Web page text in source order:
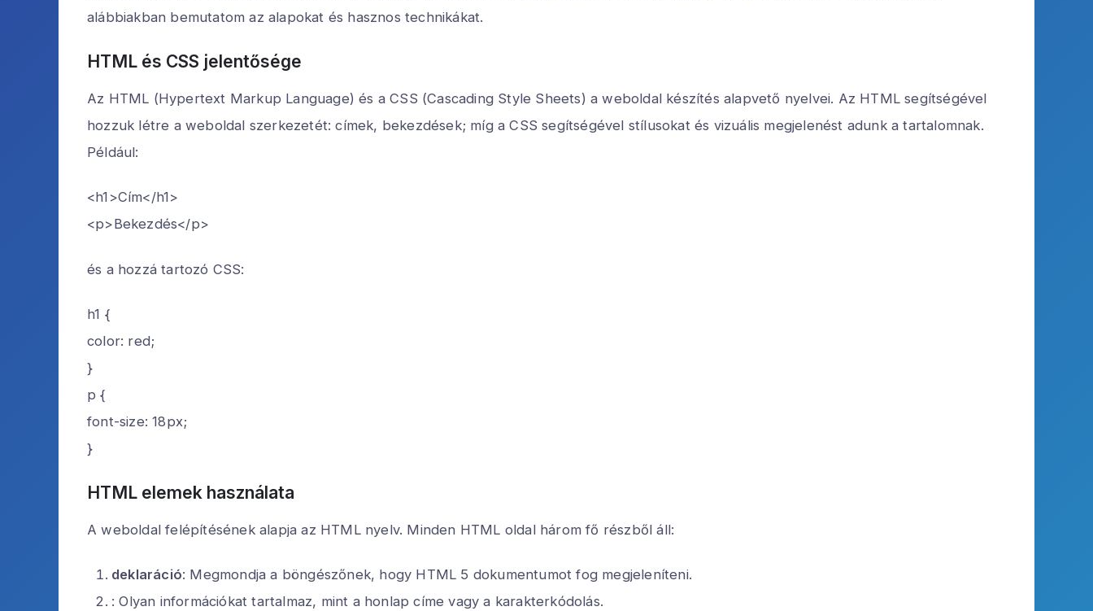
alábbiakban bemutatom az alapokat és hasznos technikákat.
HTML és CSS jelentősége
Az HTML (Hypertext Markup Language) és a CSS (Cascading Style Sheets) a weboldal készítés alapvető nyelvei. Az HTML segítségével
hozzuk létre a weboldal szerkezetét: címek, bekezdések; míg a CSS segítségével stílusokat és vizuális megjelenést adunk a tartalomnak.
Például:
<h1>Cím</h1>
<p>Bekezdés</p>
és a hozzá tartozó CSS:
h1 {
color: red;
}
p {
font-size: 18px;
}
HTML elemek használata
A weboldal felépítésének alapja az HTML nyelv. Minden HTML oldal három fő részből áll:
deklaráció: Megmondja a böngészőnek, hogy HTML 5 dokumentumot fog megjeleníteni.
: Olyan információkat tartalmaz, mint a honlap címe vagy a karakterkódolás.